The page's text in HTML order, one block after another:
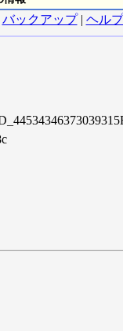
バックアップ| ヘルプ